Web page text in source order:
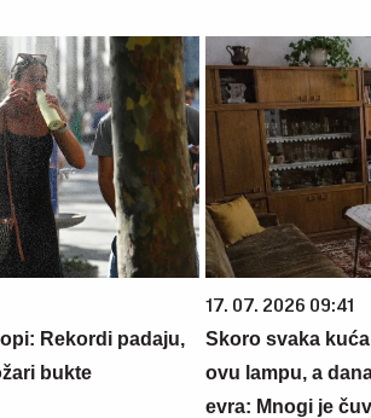
Rekordi padaju,
bukte
17. 07. 2026 09:41
Skoro svaka
ovu lampu, a
evra: Mnogi je